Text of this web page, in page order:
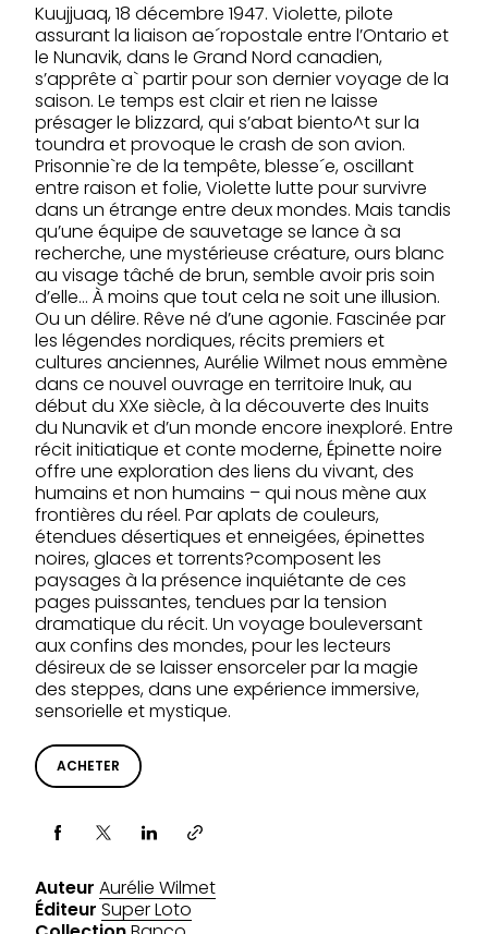
Kuujjuaq, 18 décembre 1947. Violette, pilote
assurant la liaison ae´ropostale entre l’Ontario et
le Nunavik, dans le Grand Nord canadien,
s’apprête a` partir pour son dernier voyage de la
saison. Le temps est clair et rien ne laisse
présager le blizzard, qui s’abat biento^t sur la
toundra et provoque le crash de son avion.
Prisonnie`re de la tempête, blesse´e, oscillant
entre raison et folie, Violette lutte pour survivre
dans un étrange entre deux mondes. Mais tandis
qu’une équipe de sauvetage se lance à sa
recherche, une mystérieuse créature, ours blanc
au visage tâché de brun, semble avoir pris soin
d’elle… À moins que tout cela ne soit une illusion.
Ou un délire. Rêve né d’une agonie. Fascinée par
les légendes nordiques, récits premiers et
cultures anciennes, Aurélie Wilmet nous emmène
dans ce nouvel ouvrage en territoire Inuk, au
début du XXe siècle, à la découverte des Inuits
du Nunavik et d’un monde encore inexploré. Entre
récit initiatique et conte moderne, Épinette noire
offre une exploration des liens du vivant, des
humains et non humains – qui nous mène aux
frontières du réel. Par aplats de couleurs,
étendues désertiques et enneigées, épinettes
noires, glaces et torrents?composent les
paysages à la présence inquiétante de ces
pages puissantes, tendues par la tension
dramatique du récit. Un voyage bouleversant
aux confins des mondes, pour les lecteurs
désireux de se laisser ensorceler par la magie
des steppes, dans une expérience immersive,
sensorielle et mystique.
ACHETER
Partager via
Auteur Aurélie Wilmet
Éditeur Super Loto